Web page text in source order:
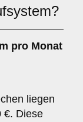
pro Monat
liegen
€. Diese